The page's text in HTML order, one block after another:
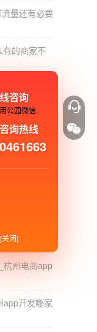
活动、媒体推广、
先稳固销售市场再
，除了为公司，展
：商城APP如何做得更
量还有必要
有的商家不
开发周期
商app制作
机app电商
杭州电商app
app开发哪家
咨询
询热线
[关闭]